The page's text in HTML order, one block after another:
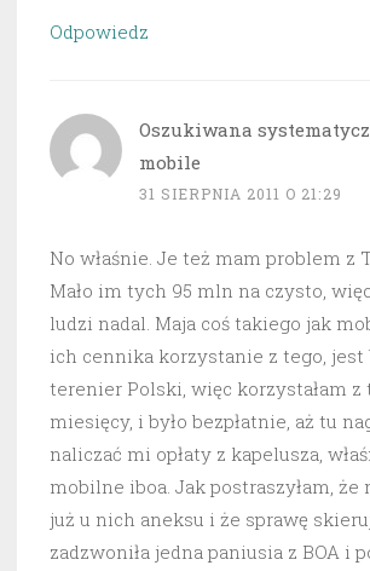
Odpowiedz
Oszukiwana
mobile
31 SIERPNIA 2011 O 21:29
No właśnie. Je też mam problem z
Mało im tych 95 mln na czysto,
ludzi nadal. Maja coś takiego jak
ich cennika korzystanie z tego, jest
terenier Polski, więc korzystałam z
miesięcy, i było bezpłatnie, aż tu
naliczać mi opłaty z kapelusza,
mobilne iboa. Jak postraszyłam, że
już u nich aneksu i że sprawę
zadzwoniła jedna paniusia z BOA i